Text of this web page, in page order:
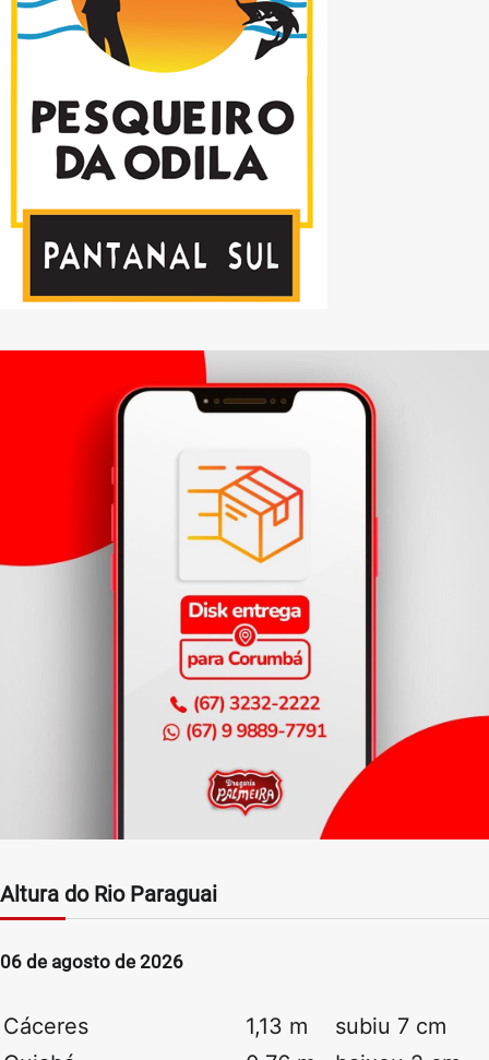
Altura do Rio Paraguai
06 de agosto de 2026
Cáceres 1,13 m
subiu 7 cm